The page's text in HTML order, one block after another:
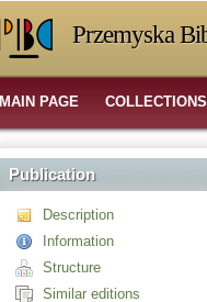
Przemyska
MAIN PAGE COLLECTIONS
Publication
Description
Information
Structure
Similar editions